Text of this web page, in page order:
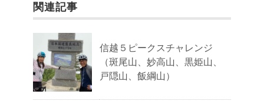
関連記事
信越５ピークスチャレンジ
（斑尾山、妙高山、黒姫山、
戸隠山、飯綱山）